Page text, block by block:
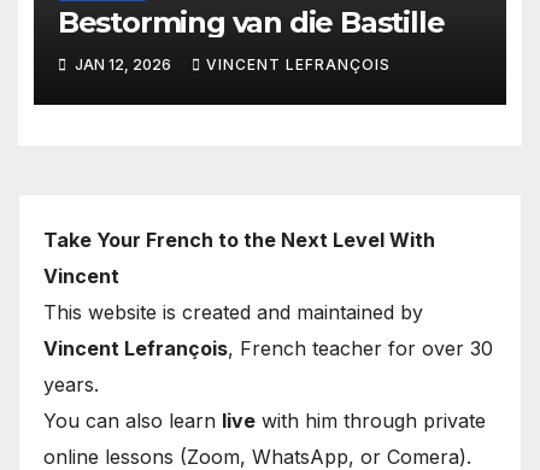
Bestorming van die Bastille
JAN 12, 2026 VINCENT LEFRANÇOIS
Take Your French to the Next Level With
Vincent
This website is created and maintained by
Vincent Lefrançois, French teacher for over 30
years.
You can also learn live with him through private
online lessons (Zoom, WhatsApp, or Comera).